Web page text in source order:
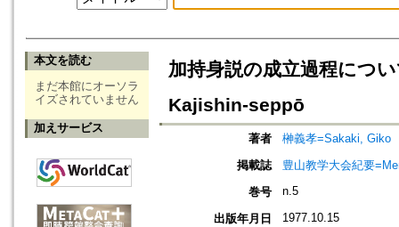
本文を読む
まだ本館にオーソラ
イズされていません
加えサービス
加持身説の成立過程につ
Kajishin-seppō
著者
榊義孝=Sakaki, Giko
掲載誌
豊山教学大会紀要
巻号
n.5
出版年月日 1977.10.15